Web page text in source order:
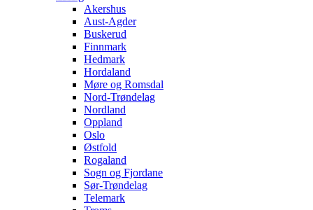
Akershus
Aust-Agder
Buskerud
Finnmark
Hedmark
Hordaland
Møre og Romsdal
Nord-Trøndelag
Nordland
Oppland
Oslo
Østfold
Rogaland
Sogn og Fjordane
Sør-Trøndelag
Telemark